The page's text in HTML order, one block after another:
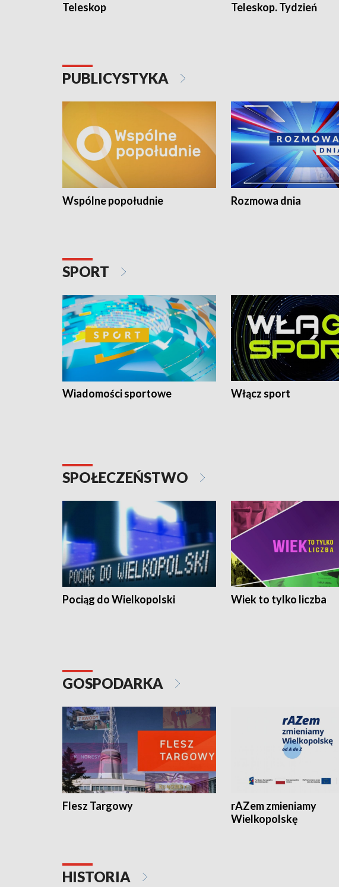
Teleskop Teleskop. Tydzień
PUBLICYSTYKA
Wspólne popołudnie Rozmowa dnia
SPORT
Wiadomości sportowe Włącz sport
SPOŁECZEŃSTWO
Pociąg do Wielkopolski Wiek to tylko liczba
GOSPODARKA
Flesz Targowy
rAZem zmieniamy
Wielkopolskę
HISTORIA